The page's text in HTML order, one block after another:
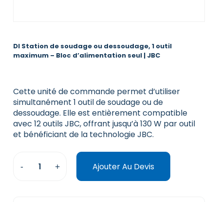
DI Station de soudage ou dessoudage, 1 outil
maximum – Bloc d’alimentation seul | JBC
Cette unité de commande permet d’utiliser
simultanément 1 outil de soudage ou de
dessoudage. Elle est entièrement compatible
avec 12 outils JBC, offrant jusqu’à 130 W par outil
et bénéficiant de la technologie JBC.
Ajouter Au Devis